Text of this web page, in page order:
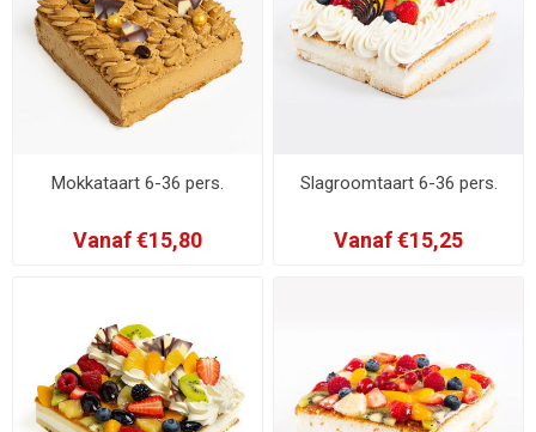
Mokkataart 6-36 pers.
Vanaf €15,80
Slagroomtaart 6-36 pers.
Vanaf €15,25